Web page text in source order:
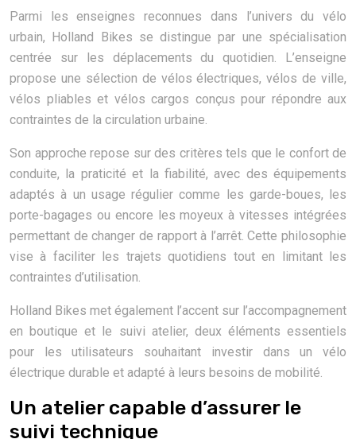
Parmi les enseignes reconnues dans l’univers du vélo
urbain, Holland Bikes se distingue par une spécialisation
centrée sur les déplacements du quotidien. L’enseigne
propose une sélection de vélos électriques, vélos de ville,
vélos pliables et vélos cargos conçus pour répondre aux
contraintes de la circulation urbaine.
Son approche repose sur des critères tels que le confort de
conduite, la praticité et la fiabilité, avec des équipements
adaptés à un usage régulier comme les garde-boues, les
porte-bagages ou encore les moyeux à vitesses intégrées
permettant de changer de rapport à l’arrêt. Cette philosophie
vise à faciliter les trajets quotidiens tout en limitant les
contraintes d’utilisation.
Holland Bikes met également l’accent sur l’accompagnement
en boutique et le suivi atelier, deux éléments essentiels
pour les utilisateurs souhaitant investir dans un vélo
électrique durable et adapté à leurs besoins de mobilité.
Un atelier capable d’assurer le
suivi technique